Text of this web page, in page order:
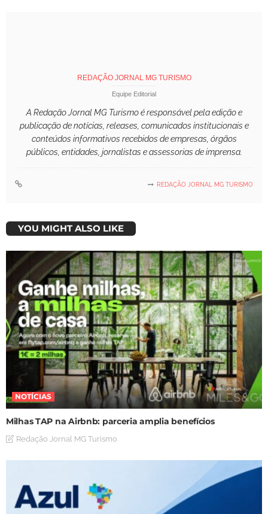
REDAÇÃO JORNAL MG TURISMO
Equipe Editorial
A Redação Jornal MG Turismo é responsável pela edição e
publicação de notícias, releases, comunicados institucionais e
conteúdos informativos recebidos de empresas, órgãos
públicos, entidades, jornalistas e assessorias de imprensa.
REDAÇÃO JORNAL MG TURISMO
YOU MIGHT ALSO LIKE
NOTÍCIAS
Milhas TAP na Airbnb: parceria amplia benefícios
Redação Jornal MG Turismo